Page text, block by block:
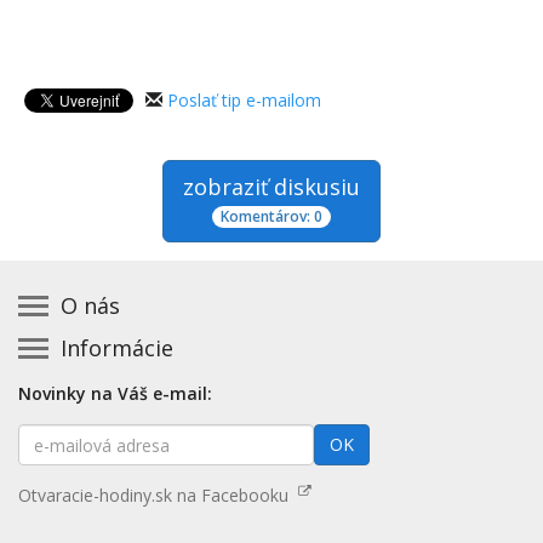
Poslať tip e-mailom
zobraziť diskusiu
Komentárov: 0
O nás
Kontakt na prevádzkovateľa
Zásady používania cookies
Prehlásenie o prístupnosti
Mapa stránok
Informácie
Základná registrácia otváracích hodín zadarmo
Platené služby
Nenašli ste otváracie hodiny? Pošlite nám tip
Aktualizácia otváracích hodín
Novinky na Váš e-mail:
E-
mailová
OK
Otvaracie-hodiny.sk na Facebooku